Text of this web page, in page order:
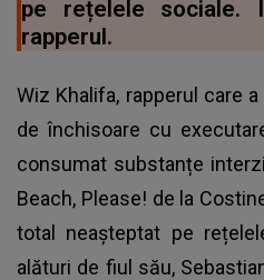
pe rețelele sociale.
rapperul.
Wiz Khalifa, rapperul care
de închisoare cu
consumat substanțe
Beach, Please! de la
total neașteptat pe
alături de fiul său,